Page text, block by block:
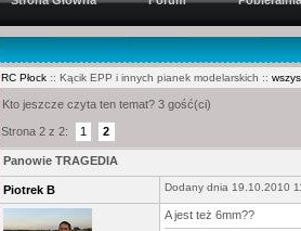
RC Płock :: Kącik EPP i innych pianek modelarskich ::
Kto jeszcze czyta ten temat? 3 gość(ci)
Strona 2 z 2: 1 2
Panowie TRAGEDIA
Piotrek B Dodany dnia 19.10.2010
A jest też 6mm??